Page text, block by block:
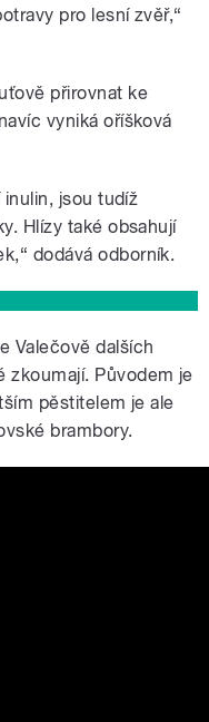
pro lesní zvěř,“
přirovnat ke
vyniká oříšková
jsou tudíž
Hlízy také obsahují
dodává odborník.
Valečově dalších
zkoumají. Původem je
pěstitelem je ale
brambory.